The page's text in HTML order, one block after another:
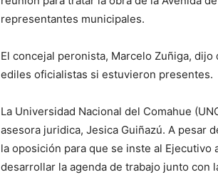
representantes municipales.
El concejal peronista, Marcelo Zuñiga,
ediles oficialistas si estuvieron presentes.
La Universidad Nacional del Comahue
asesora juridica, Jesica Guiñazú. A pesar
la oposición para que se inste al
desarrollar la agenda de trabajo junto con